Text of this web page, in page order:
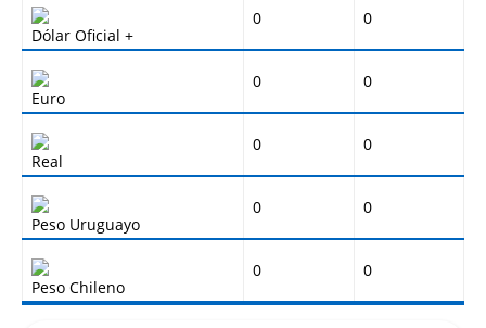
Dólar Oficial +
0 0
Euro
0 0
Real
0 0
Peso Uruguayo
0 0
Peso Chileno
0 0